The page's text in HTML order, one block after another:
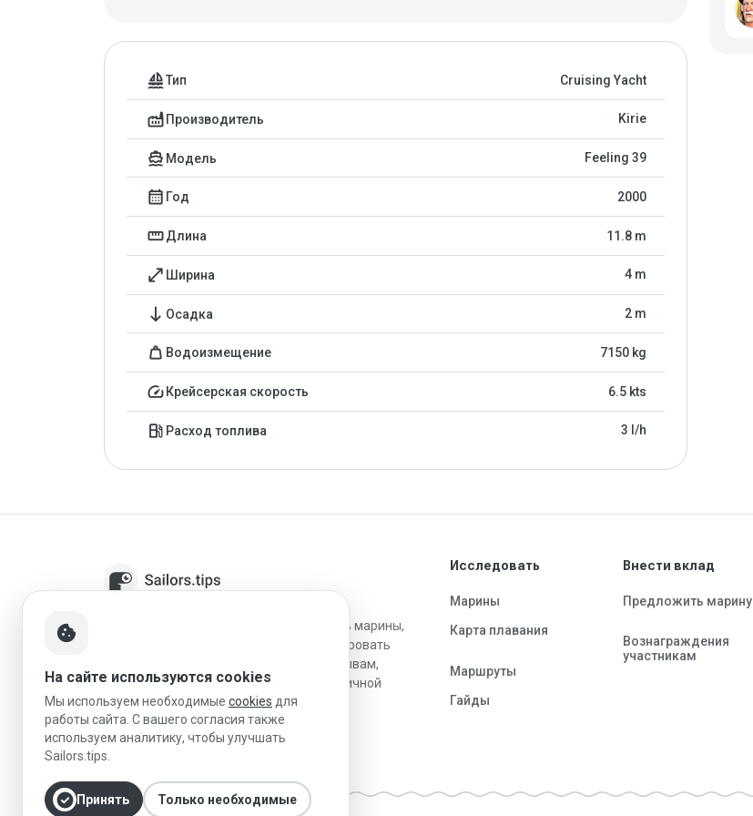
Характеристики
sailingТип Cruising Yacht
factory Производитель Kirie
directions_boat Модель Feeling 39
calendar_month Год 2000
straightenДлина 11.8 m
open_in_full Ширина 4 m
south Осадка 2 m
weight Водоизмещение 7150 kg
speed Крейсерская скорость 6.5 kts
local_gas_station Расход топлива 3 l/h
Sailors.tips помогает шкиперам находить марины,
сравнивать направления и лучше планировать
остановки благодаря проверенным отзывам,
локальным знаниям о плавании и практичной
информации для маршрута.
Исследовать
Марины
Карта плавания
Маршруты
Гайды
Внести вклад
Предложить марину
Вознаграждения
участникам
cookie
На сайте используются cookies
Мы используем необходимые cookies для
работы сайта. С вашего согласия также
используем аналитику, чтобы улучшать
Sailors.tips.
check_circle Принять Только необходимые